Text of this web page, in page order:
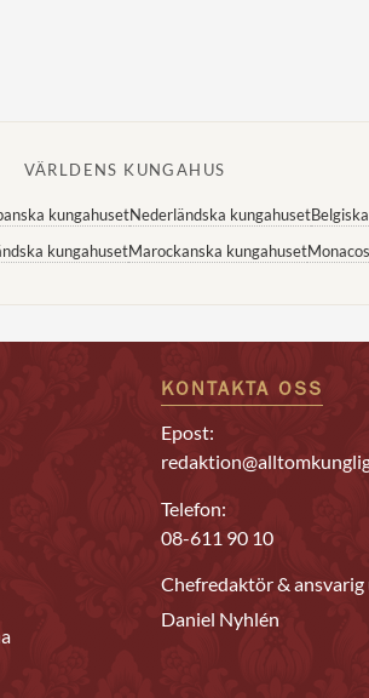
VÄRLDENS KUNGAHUS
kungahusetNederländska kungahuset
kungahusetMarockanska kungahuset
KONTAKTA OSS
Epost:
Telefon:
08-611 90 10
Chefredaktör &
Daniel Nyhlén